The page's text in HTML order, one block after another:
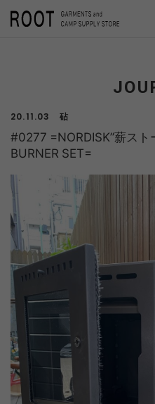
TOP JOURNAL #0277 =NORDISK”薪
20.11.03 砧
#0277 =NORDISK”薪スト
BURNER SET=